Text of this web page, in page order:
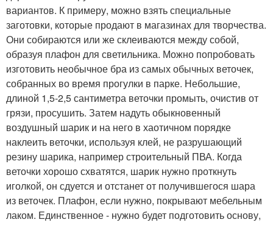
вариантов. К примеру, можно взять специальные
заготовки, которые продают в магазинах для творчества.
Они собираются или же склеиваются между собой,
образуя плафон для светильника. Можно попробовать
изготовить необычное бра из самых обычных веточек,
собранных во время прогулки в парке. Небольшие,
длиной 1,5-2,5 сантиметра веточки промыть, очистив от
грязи, просушить. Затем надуть обыкновенный
воздушный шарик и на него в хаотичном порядке
наклеить веточки, используя клей, не разрушающий
резину шарика, например строительный ПВА. Когда
веточки хорошо схватятся, шарик нужно проткнуть
иголкой, он сдуется и отстанет от получившегося шара
из веточек. Плафон, если нужно, покрывают мебельным
лаком. Единственное - нужно будет подготовить основу,